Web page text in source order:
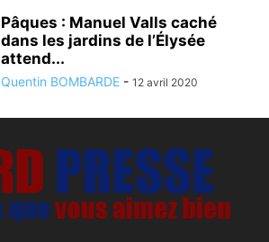
Pâques : Manuel Valls caché
dans les jardins de l’Élysée
attend...
Quentin BOMBARDE - 12 avril 2020